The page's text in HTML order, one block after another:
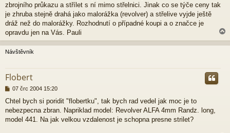
zbrojního průkazu a střílet s ní mimo střelnici. Jinak co se týče ceny tak
je zhruba stejně drahá jako malorážka (revolver) a střelive vyjde ještě
dráž než do malorážky. Rozhodnutí o případné koupi a o značce je
opravdu jen na Vás. Pauli
a
h
Návštěvník
Flobert
P
í
s
p
07 črc 2004 15:20
Chtel bych si poridit "flobertku", tak bych rad vedel jak moc je to
nebezpecna zbran. Napriklad model: Revolver ALFA 4mm Randz. long,
model 441. Na jak velkou vzdalenost je schopna presne strilet?